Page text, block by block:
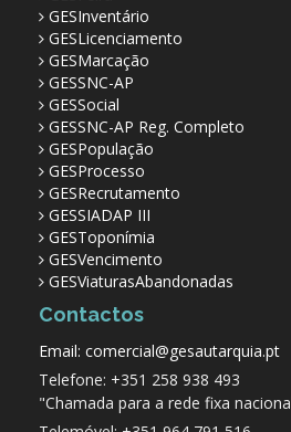
GESInventário
GESLicenciamento
GESMarcação
GESSNC-AP
GESSocial
GESSNC-AP Reg. Completo
GESPopulação
GESProcesso
GESRecrutamento
GESSIADAP III
GESToponímia
GESVencimento
GESViaturasAbandonadas
Contactos
Email: comercial@gesautarquia.pt
Telefone: +351 258 938 493
"Chamada para a rede fixa